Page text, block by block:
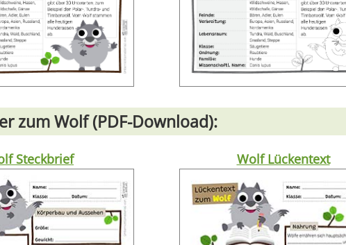
zum Wolf (PDF-Download):
Steckbrief Wolf Lückentext